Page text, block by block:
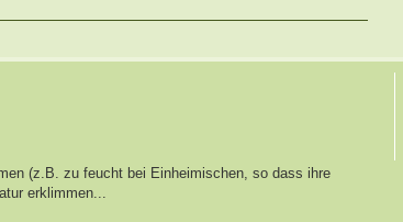
(z.B. zu feucht bei Einheimischen, so dass ihre
erklimmen...